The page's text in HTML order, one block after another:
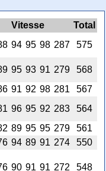
Vitesse
Total
94 95 98 287 575
95 93 91 279
568
91 92 98 281
567
96 95 92 283
564
89 95 95 279
561
94 89 91 274 550
90 91 91 272 548